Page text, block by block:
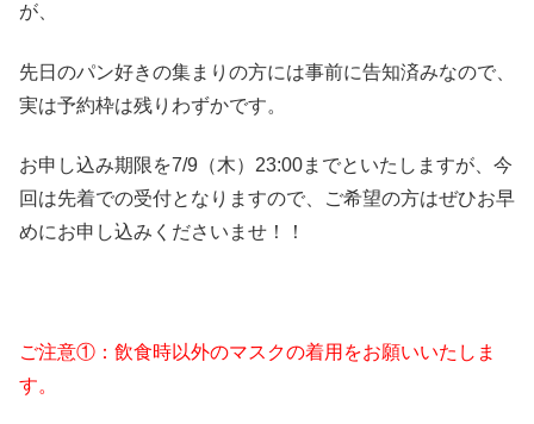
が、
先日のパン好きの集まりの方には事前に告知済みなので、
実は予約枠は残りわずかです。
お申し込み期限を7/9（木）23:00までといたしますが、今
回は先着での受付となりますので、ご希望の方はぜひお早
めにお申し込みくださいませ！！
ご注意①：飲食時以外のマスクの着用をお願いいたしま
す。